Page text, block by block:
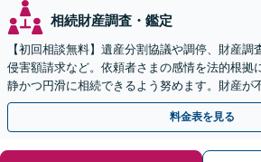
相続財産調査・鑑定
【初回相談無料】遺産分割協議や調停、財産調
侵害額請求など。依頼者さまの感情を法的根拠
静かつ円滑に相続できるよう努めます。財産が
対応します。
料金表を見る